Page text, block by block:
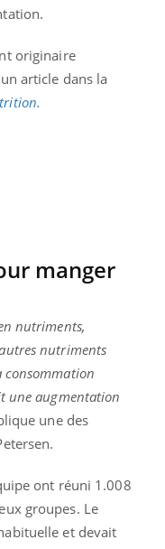
originaire
article dans la
manger
nutriments,
nutriments
une augmentation
une des
ont réuni 1.008
groupes. Le
et devait